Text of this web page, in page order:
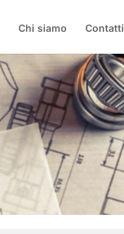
Chi siamo Contatti